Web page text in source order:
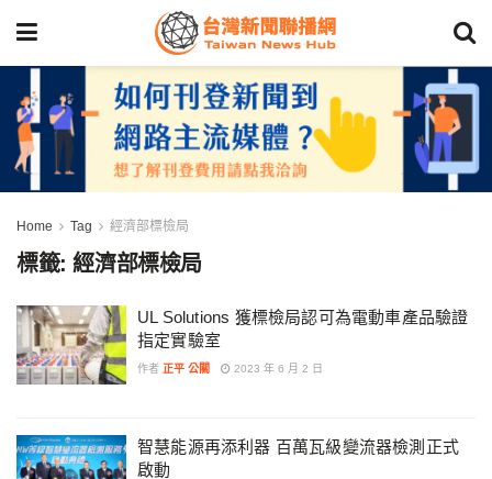
Home Tag 經濟部標檢局
標籤:經濟部標檢局
UL Solutions 獲標檢局認可為電動車產品驗證
指定實驗室
作者 正平 公關 2023 年 6 月 2 日
智慧能源再添利器 百萬瓦級變流器檢測正式
啟動